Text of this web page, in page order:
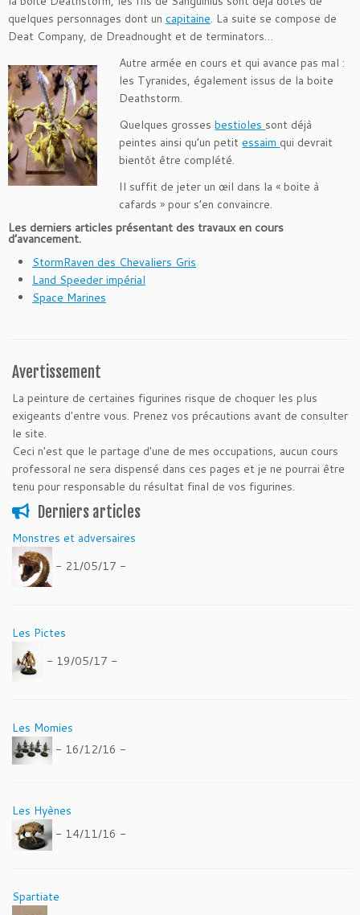
quelques personnages dont un capitaine. La suite se compose de
Deat Company, de Dreadnought et de terminators…
Autre armée en cours et qui avance pas mal :
les Tyranides, également issus de la boite
Deathstorm.
Quelques grossesbestioles sont déjà
peintes ainsi qu’un petitessaim qui devrait
bientôt être complété.
Il suffit de jeter un œil dans la « boite à
cafards » pour s’en convaincre.
Les derniers articles présentant des travaux en cours
d’avancement.
StormRaven des Chevaliers Gris
Land Speeder impérial
Space Marines
Avertissement
La peinture de certaines figurines risque de choquer les plus
exigeants d'entre vous. Prenez vos précautions avant de consulter
le site.
Ceci n'est que le partage d'une de mes occupations, aucun cours
professoral ne sera dispensé dans ces pages et je ne pourrai être
tenu pour responsable du résultat final de vos figurines.
Derniers articles
Monstres et adversaires
- 21/05/17 -
Les Pictes
- 19/05/17 -
Les Momies
- 16/12/16 -
Les Hyènes
- 14/11/16 -
Spartiate